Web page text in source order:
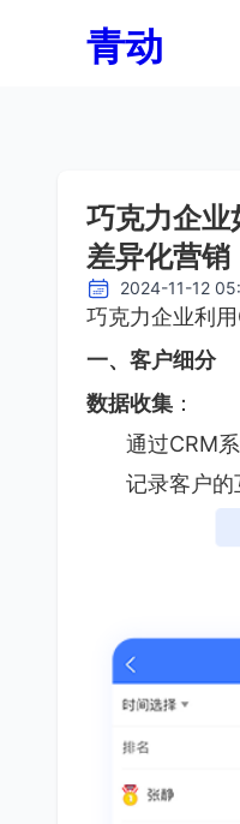
青动
巧克力企
差异化营销
2024-11-12
巧克力企业利
一、客户细分
数据收集 ：
通过CRM
记录客户的